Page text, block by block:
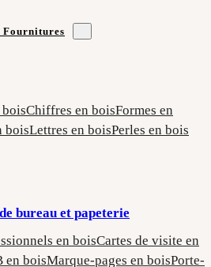
Chiffres en boisFormes en
boisLettres en boisPerles en bois
bureau et papeterie
en boisCartes de visite en
en boisMarque-pages en boisPorte-